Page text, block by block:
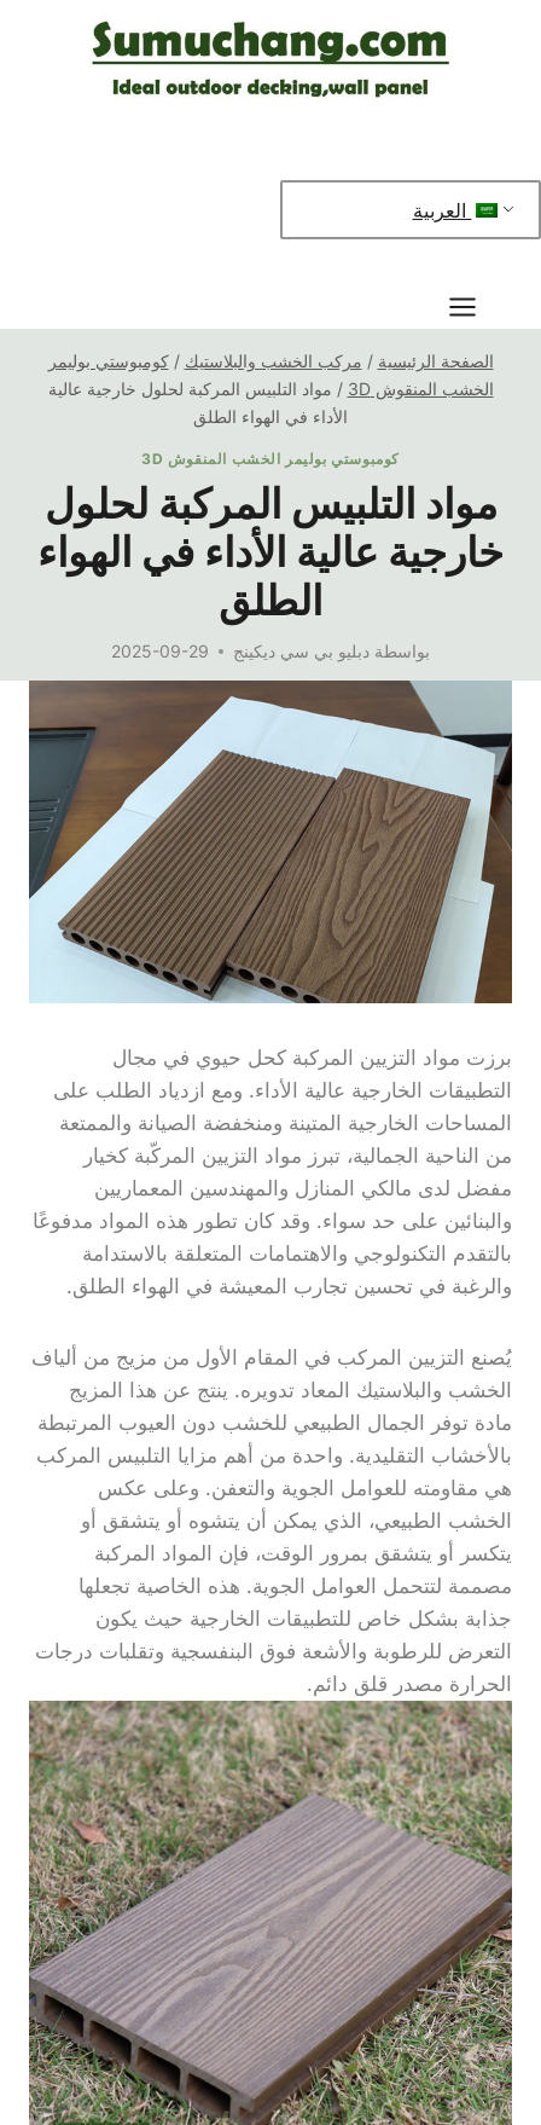
العربية
الصفحة الرئيسية / مركب الخشب والبلاستيك / كومبوستي بوليمر
الخشب المنقوش 3D
/ مواد التلبيس المركبة لحلول خارجية عالية
الأداء في الهواء الطلق
كومبوستي بوليمر الخشب المنقوش 3D
مواد التلبيس المركبة لحلول
خارجية عالية الأداء في الهواء
الطلق
بواسطة دبليو بي سي ديكينج 2025-09-29
برزت مواد التزيين المركبة كحل حيوي في مجال
التطبيقات الخارجية عالية الأداء. ومع ازدياد الطلب على
المساحات الخارجية المتينة ومنخفضة الصيانة والممتعة
من الناحية الجمالية، تبرز مواد التزيين المركّبة كخيار
مفضل لدى مالكي المنازل والمهندسين المعماريين
والبنائين على حد سواء. وقد كان تطور هذه المواد مدفوعًا
بالتقدم التكنولوجي والاهتمامات المتعلقة بالاستدامة
والرغبة في تحسين تجارب المعيشة في الهواء الطلق.
يُصنع التزيين المركب في المقام الأول من مزيج من ألياف
الخشب والبلاستيك المعاد تدويره. ينتج عن هذا المزيج
مادة توفر الجمال الطبيعي للخشب دون العيوب المرتبطة
بالأخشاب التقليدية. واحدة من أهم مزايا التلبيس المركب
هي مقاومته للعوامل الجوية والتعفن. وعلى عكس
الخشب الطبيعي، الذي يمكن أن يتشوه أو يتشقق أو
يتكسر أو يتشقق بمرور الوقت، فإن المواد المركبة
مصممة لتتحمل العوامل الجوية. هذه الخاصية تجعلها
جذابة بشكل خاص للتطبيقات الخارجية حيث يكون
التعرض للرطوبة والأشعة فوق البنفسجية وتقلبات درجات
الحرارة مصدر قلق دائم.